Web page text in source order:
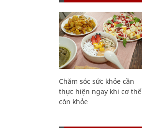
Chăm sóc sức khỏe cần
thực hiện ngay khi cơ thể
còn khỏe